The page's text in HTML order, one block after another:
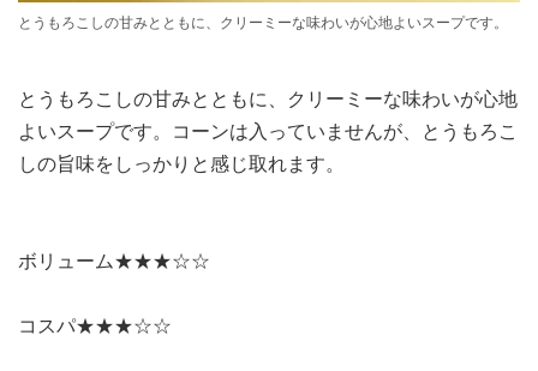
とうもろこしの甘みとともに、クリーミーな味わいが心地よいスープです。
とうもろこしの甘みとともに、クリーミーな味わいが心地
よいスープです。コーンは入っていませんが、とうもろこ
しの旨味をしっかりと感じ取れます。
ボリューム★★★☆☆
コスパ★★★☆☆